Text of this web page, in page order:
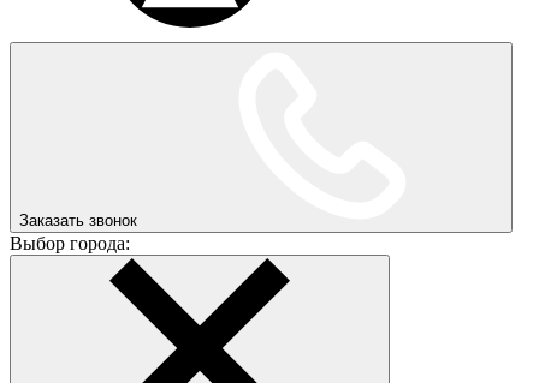
Заказать звонок
Выбор города: